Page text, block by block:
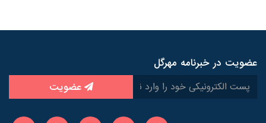
عضویت در خبرنامه مهرگل
عضویت